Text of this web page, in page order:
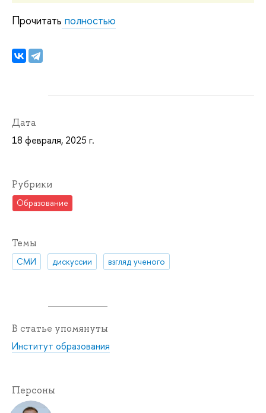
Прочитать полностью
Дата
18 февраля, 2025 г.
Рубрики
Образование
Темы
СМИ дискуссии взгляд ученого
В статье упомянуты
Институт образования
Персоны